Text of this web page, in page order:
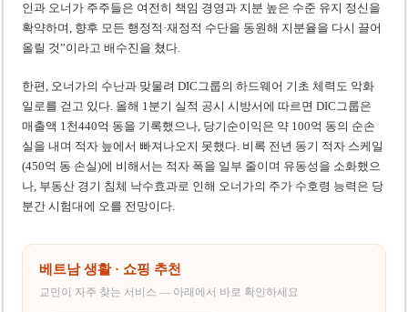
인과 오너가 주주들은 여전히 책임 경영과 지분 높은 수준 유지 정신을
확약하며, 향후 모든 행정적·재정적 수단을 동원해 지분율을 다시 끌어
올릴 것”이라고 배수진을 쳤다.
한편, 오너가의 수난과 맞물려 DIC그룹의 하드웨어 기초 체력도 악화
일로를 걷고 있다. 올해 1분기 실적 공시 시방서에 따르면 DIC그룹은
매출액 1천440억 동을 기록했으나, 당기순이익은 약 100억 동의 순손
실을 내며 적자 늪에서 빠져나오지 못했다. 비록 전년 동기 적자 스케일
(450억 동 손실)에 비해서는 적자 폭을 일부 줄이며 유동성을 소화했으
나, 부동산 경기 침체 낙수효과로 인해 오너가의 주가 수호령 능력은 당
분간 시험대에 오를 전망이다.
베트남 생활 · 쇼핑 추천
교민이 자주 찾는 서비스 — 아래에서 바로 확인하세요